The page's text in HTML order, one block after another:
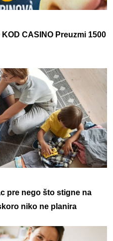
CASINO Preuzmi 1500
pre nego što stigne na
niko ne planira